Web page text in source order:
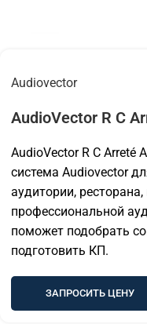
Audiovector
AudioVector R C
AudioVector R C Arreté
система Audiovector
аудитории,
профессиональной
поможет подобрать
подготовить КП.
ЗАПРОСИТЬ ЦЕНУ